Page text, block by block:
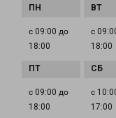
с 09:00 до
18:00
с
18:00
с 09:00 до
18:00
с
17:00